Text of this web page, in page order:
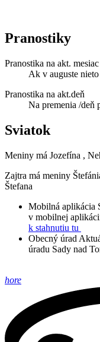
Pranostiky
Pranostika na akt. mesiac
Ak v auguste
Pranostika na akt.deň
Na premenia /deň
Sviatok
Meniny má Jozefína ,
Zajtra má meniny
Štefana
Mobilná aplikácia
v mobilnej
k stahnutiu tu
Obecný úrad
úradu Sady nad
hore